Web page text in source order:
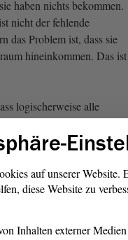
haben nichts bekommen.
nicht der fehlende
das Problem ist, dass sie
hineinkommen. Das ist
logischerweise alle
sind,
zu stellen: Ich habe
ich glaube, es war
aus der
z. B. die Stadt Barleben
zur Verfügung
das nicht. Sie haben
auf unserer
diese Website zu
Inhalten externer